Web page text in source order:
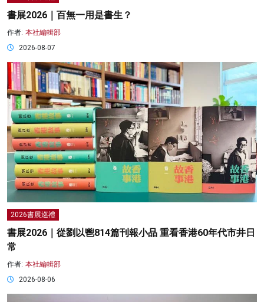
書展2026｜百無一用是書生？
作者: 本社編輯部
2026-08-07
2026書展巡禮
書展2026｜從劉以鬯814篇刊報小品 重看香港60年代市井日
常
作者: 本社編輯部
2026-08-06